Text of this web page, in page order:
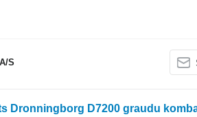
S
Dronningborg D7200 graudu